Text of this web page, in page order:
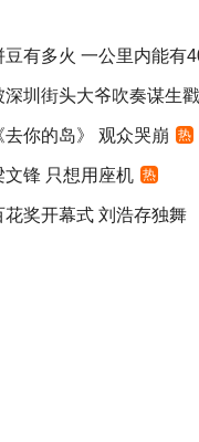
豆有多火 一公里内能有
深圳街头大爷吹奏谋生
去你的岛》 观众哭崩 热
文锋 只想用座机 热
花奖开幕式 刘浩存独舞